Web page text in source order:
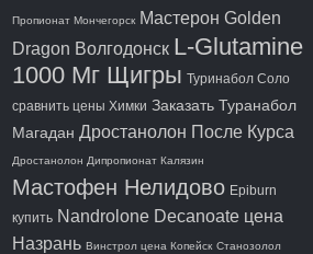
Пропионат Мончегорск Мастерон Golden
Dragon Волгодонск L-Glutamine
1000 Мг Щигры Туринабол Соло
сравнить цены Химки Заказать Туранабол
Магадан Дростанолон После Курса
Дростанолон Дипропионат Калязин
Мастофен Нелидово Epiburn
купить Nandrolone Decanoate цена
Назрань Винстрол цена Копейск Cтанозолол